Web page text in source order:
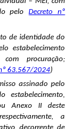
peloDecreto nº
de identidade do
estabelecimento
procuração;
63.567/2024)
assinado pelo
estabelecimento,
Anexo II deste
a